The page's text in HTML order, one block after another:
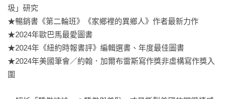
圾」研究
★暢銷書《第二輪班》《家鄉裡的異鄉人》作者最新力作
★2024年歐巴馬最愛圖書
★2024年《紐約時報書評》編輯選書、年度最佳圖書
★2024年美國筆會／約翰．加爾布雷斯寫作獎非虛構寫作獎入
圍